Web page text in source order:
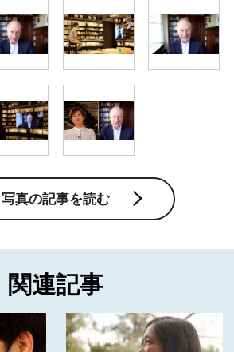
写真の記事を読む
関連記事